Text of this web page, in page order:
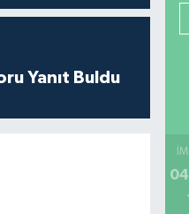
Yanıt Buldu